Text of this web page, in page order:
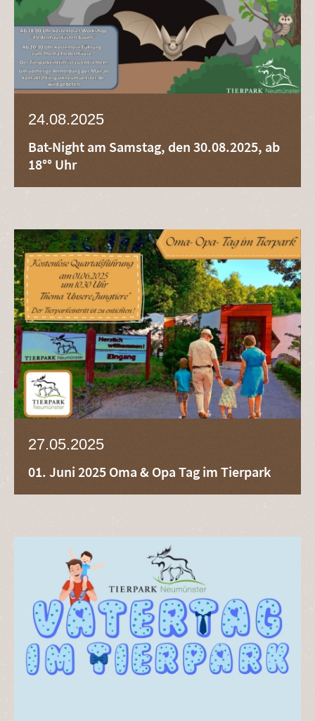
24.08.2025
Bat-Night am Samstag, den 30.08.2025, ab
18°° Uhr
27.05.2025
01. Juni 2025 Oma & Opa Tag im Tierpark